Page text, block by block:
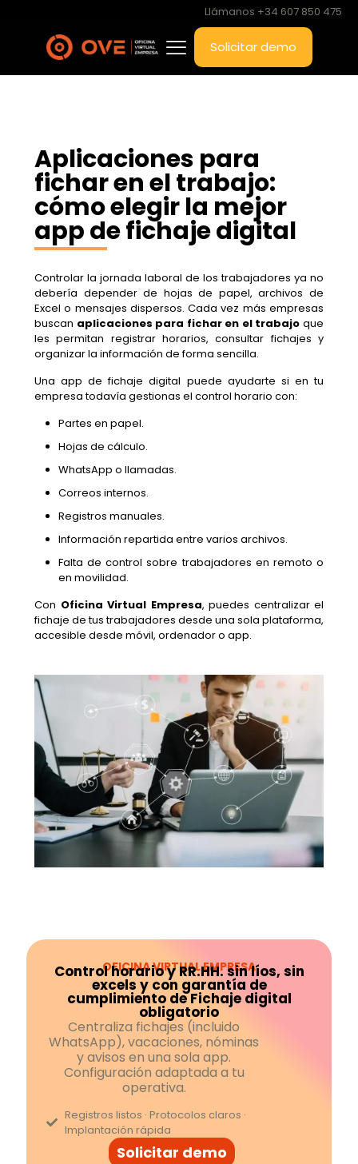
Llámanos +34 607 850 475
Solicitar demo
Aplicaciones para
fichar en el trabajo:
cómo elegir la mejor
app de fichaje digital
Controlar la jornada laboral de los trabajadores ya no
debería depender de hojas de papel, archivos de
Excel o mensajes dispersos. Cada vez más empresas
buscan aplicaciones para fichar en el trabajo que
les permitan registrar horarios, consultar fichajes y
organizar la información de forma sencilla.
Una app de fichaje digital puede ayudarte si en tu
empresa todavía gestionas el control horario con:
Partes en papel.
Hojas de cálculo.
WhatsApp o llamadas.
Correos internos.
Registros manuales.
Información repartida entre varios archivos.
Falta de control sobre trabajadores en remoto o
en movilidad.
Con Oficina Virtual Empresa, puedes centralizar el
fichaje de tus trabajadores desde una sola plataforma,
accesible desde móvil, ordenador o app.
OFICINA VIRTUAL EMPRESA
Control horario y RR.HH. sin líos, sin
excels y con garantía de
cumplimiento de Fichaje digital
obligatorio
Centraliza fichajes (incluido
WhatsApp), vacaciones, nóminas
y avisos en una sola app.
Configuración adaptada a tu
operativa.
Registros listos · Protocolos claros ·
Implantación rápida
Solicitar demo